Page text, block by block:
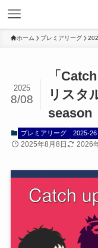
ホーム プレミアリーグ
「
リスタ
season
2025
8/08
プレミアリーグ 2025-
2025年8月8日 2026